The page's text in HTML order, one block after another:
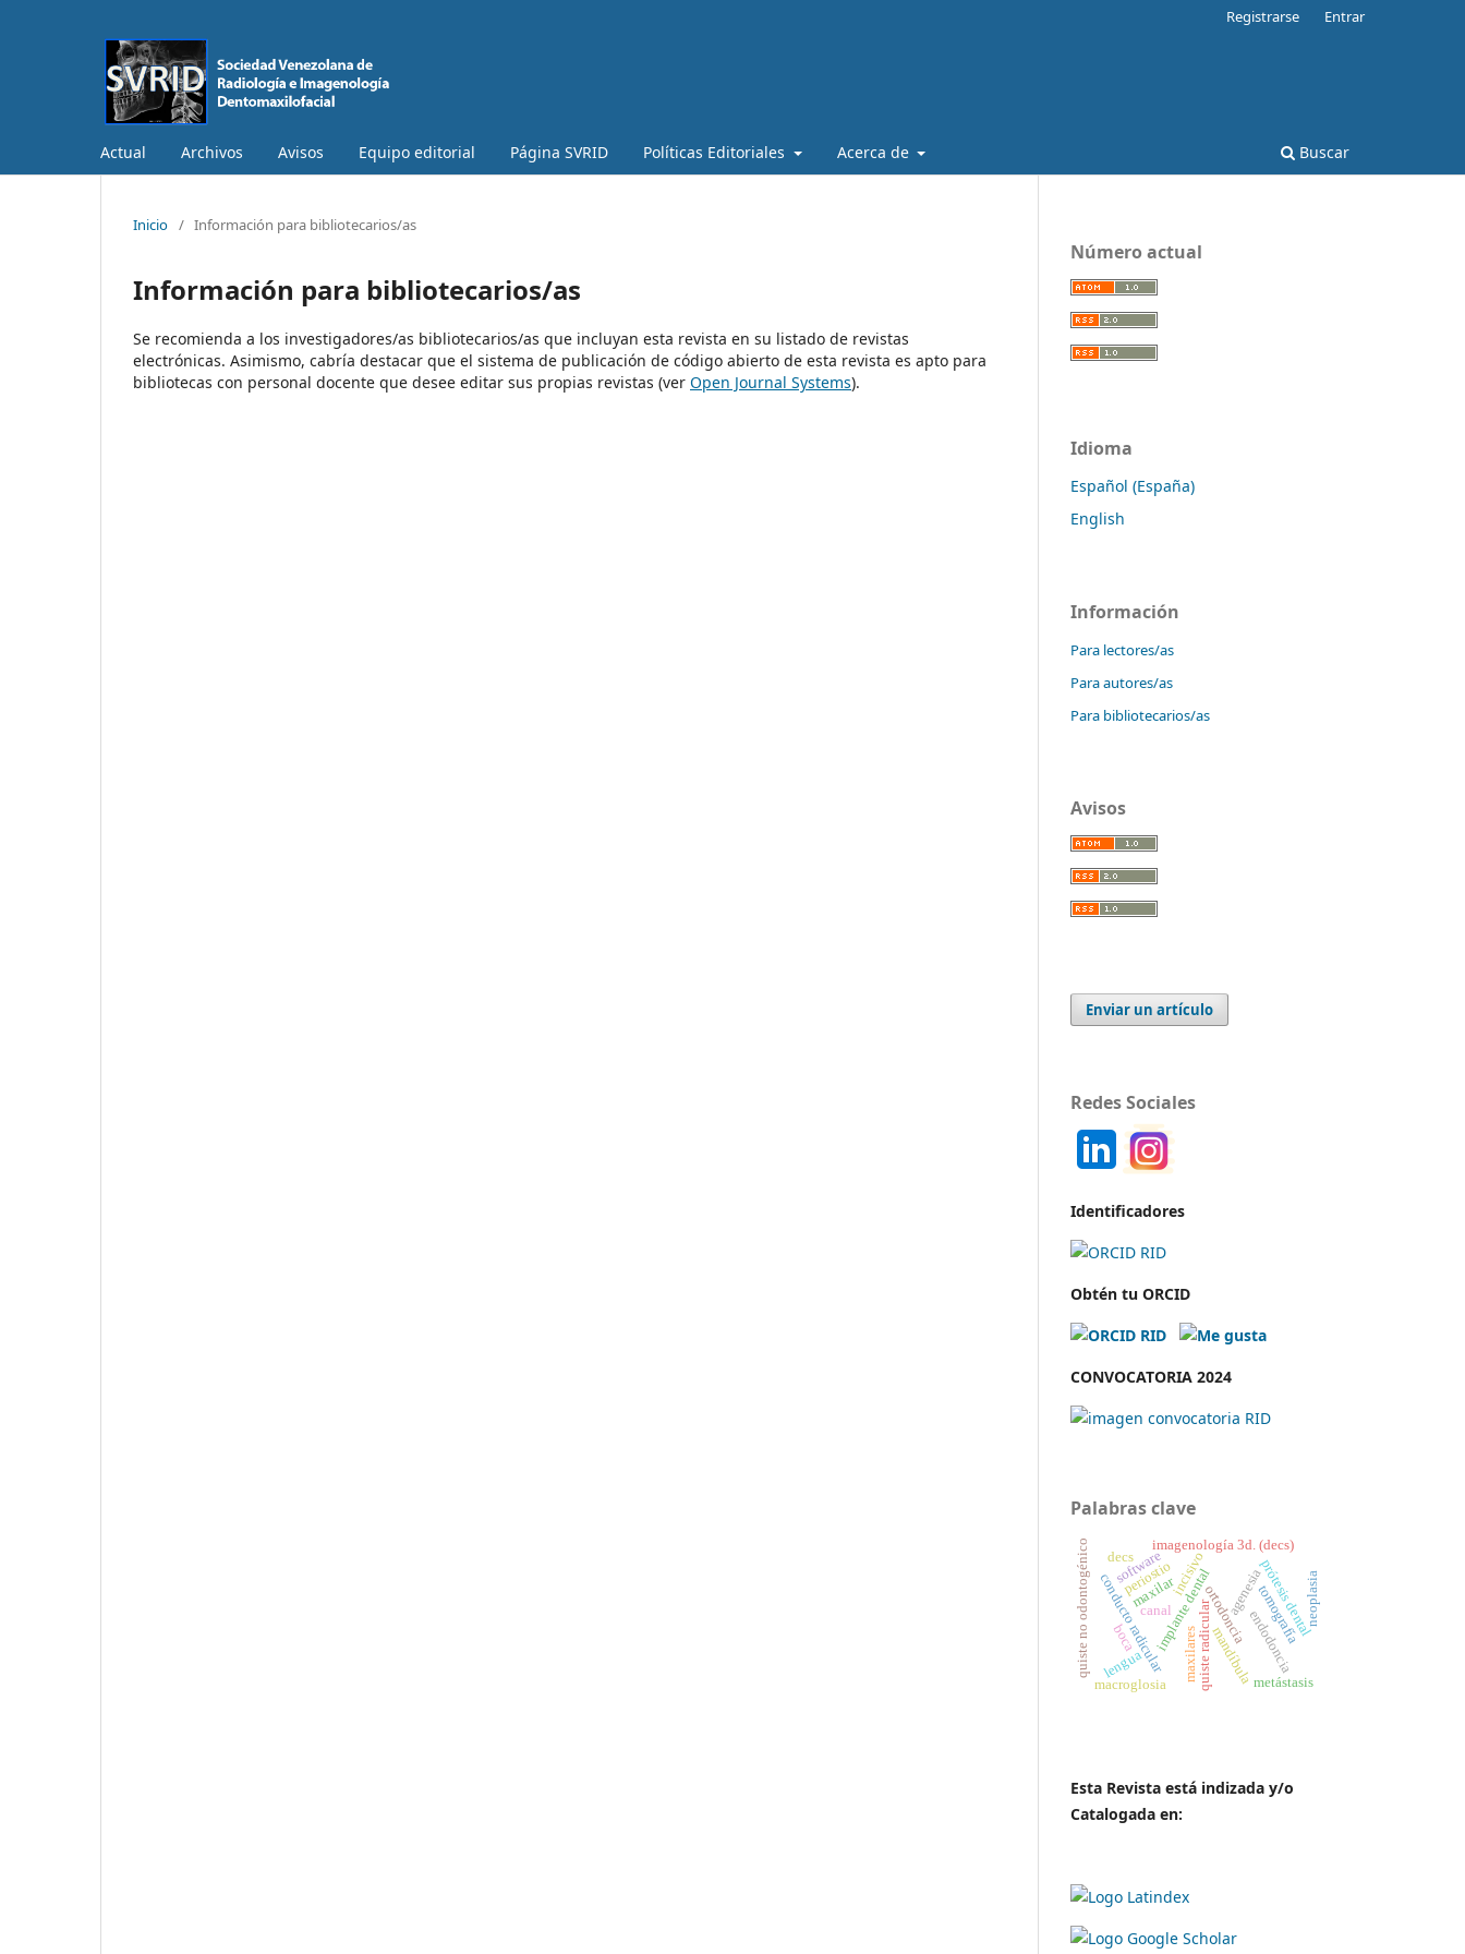
Actual Archivos Avisos Equipo editorial Página SVRID Políticas Editoriales Acerca de Buscar
Registrarse Entrar
Inicio / Información para bibliotecarios/as
Información para bibliotecarios/as
Se recomienda a los investigadores/as bibliotecarios/as que incluyan esta revista en su listado de revistas
electrónicas. Asimismo, cabría destacar que el sistema de publicación de código abierto de esta revista es apto para
bibliotecas con personal docente que desee editar sus propias revistas (ver Open Journal Systems).
Número actual
Idioma
Español (España)
English
Información
Para lectores/as
Para autores/as
Para bibliotecarios/as
Avisos
Enviar un artículo
Redes Sociales
Identificadores
Obtén tu ORCID
CONVOCATORIA 2024
Palabras clave
agenesia
ortodoncia
implante dental prótesis dental
incisivo
conducto radicular quiste radicular endodoncia
imagenología 3d. (decs)
maxilar
canal tomografíaneoplasia
mandíbula
periostio
software
macroglosia
boca
lengua
quiste no odontogénico decs
maxilares metástasis
Esta Revista está indizada y/o
Catalogada en: